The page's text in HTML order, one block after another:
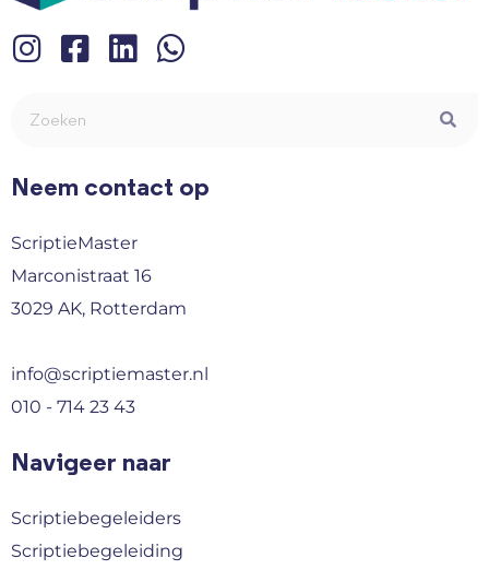
Neem contact op
ScriptieMaster
Marconistraat 16
3029 AK, Rotterdam
info@scriptiemaster.nl
010 - 714 23 43
Navigeer naar
Scriptiebegeleiders
Scriptiebegeleiding